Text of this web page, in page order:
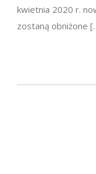
kwietnia 2020 r.
zostaną obniżone